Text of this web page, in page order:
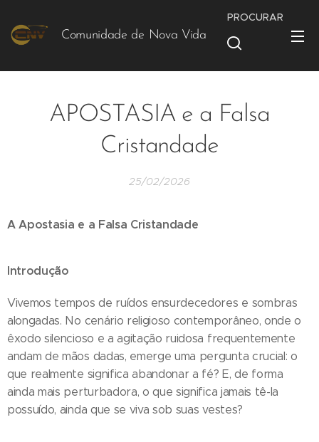
Comunidade de Nova Vida
PROCURAR
APOSTASIA e a Falsa
Cristandade
25/02/2026
A Apostasia e a Falsa Cristandade
Introdução
Vivemos tempos de ruídos ensurdecedores e sombras
alongadas. No cenário religioso contemporâneo, onde o
êxodo silencioso e a agitação ruidosa frequentemente
andam de mãos dadas, emerge uma pergunta crucial: o
que realmente significa abandonar a fé? E, de forma
ainda mais perturbadora, o que significa jamais tê-la
possuído, ainda que se viva sob suas vestes?